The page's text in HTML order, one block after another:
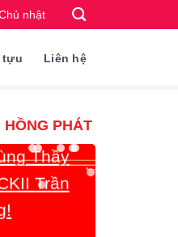
nhật
tựu Liên hệ
PHÁT
Thầy
Trần
Khách